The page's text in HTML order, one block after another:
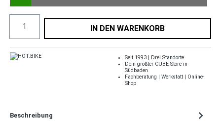
IN DEN WARENKORB
Seit 1993 | Drei Standorte
Dein größter CUBE Store in
Südbaden
Fachberatung | Werkstatt | Online-
Shop
Beschreibung